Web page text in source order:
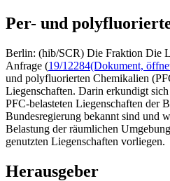
Per- und
Berlin: (hib/SCR) Die Fraktion Die
Anfrage (19/12284(Dokument,
und polyfluorierten Chemikalien
Liegenschaften. Darin erkundigt
PFC-belasteten Liegenschaften der
Bundesregierung bekannt sind und
Belastung der räumlichen
genutzten Liegenschaften vorliegen.
Herausgeber